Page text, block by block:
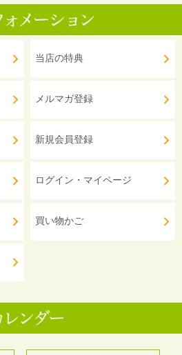
当店の特典
メルマガ登録
新規会員登録
ログイン・マイページ
買い物かご